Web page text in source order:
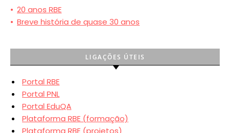
• 20 anos RBE
• Breve história de quase 30 anos
LIGAÇÕES ÚTEIS
Portal RBE
Portal PNL
Portal EduQA
Plataforma RBE (formação)